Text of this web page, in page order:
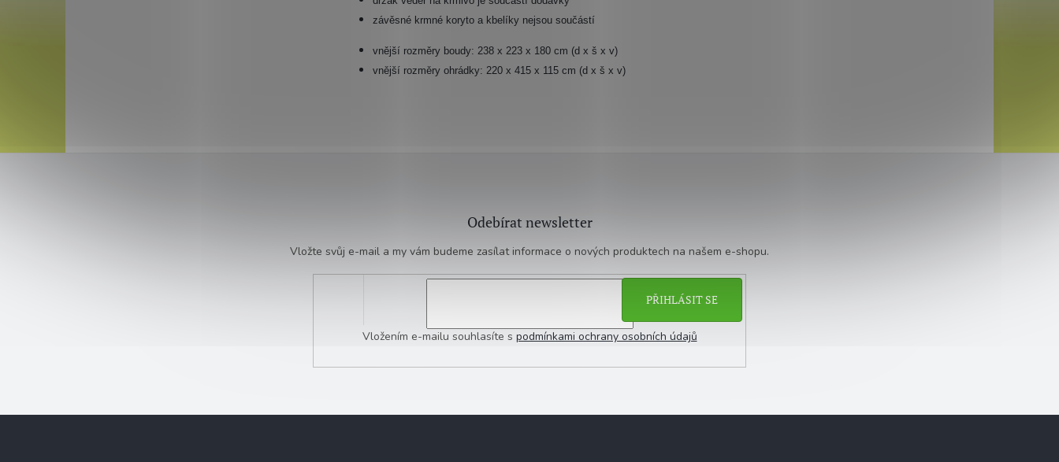
závěsné krmné koryto a kbelíky nejsou součástí
vnější rozměry boudy: 238 x 223 x 180 cm (d x š x v)
vnější rozměry ohrádky: 220 x 415 x 115 cm (d x š x v)
Odebírat newsletter
Vložte svůj e-mail a my vám budeme zasílat informace o nových produktech na našem e-shopu.
Vložením e-mailu souhlasíte s podmínkami ochrany osobních údajů
PŘIHLÁSIT SE